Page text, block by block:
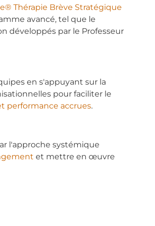
Thérapie Brève Stratégique
avancé, tel que le
développés par le Professeur
en s'appuyant sur la
pour faciliter le
performance accrues.
l'approche systémique
et mettre en œuvre